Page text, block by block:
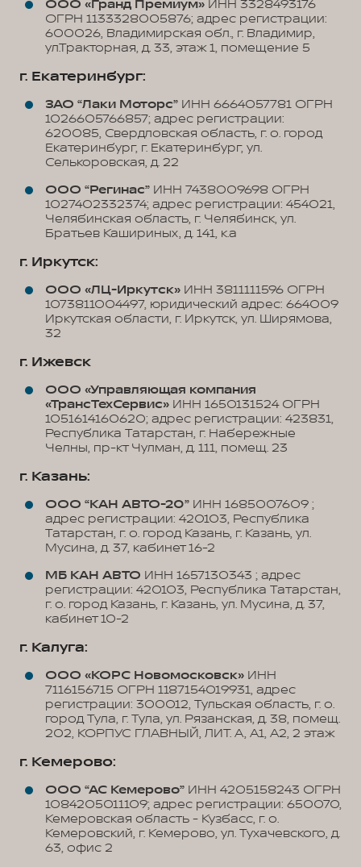
ООО «Гранд Премиум» ИНН 3328493176
ОГРН 1133328005876; адрес регистрации:
600026, Владимирская обл., г. Владимир,
ул.Тракторная, д. 33, этаж 1, помещение 5
г. Екатеринбург:
ЗАО “Лаки Моторс” ИНН 6664057781 ОГРН
1026605766857; адрес регистрации:
620085, Свердловская область, г. о. город
Екатеринбург, г. Екатеринбург, ул.
Селькоровская, д. 22
ООО “Регинас” ИНН 7438009698 ОГРН
1027402332374; адрес регистрации: 454021,
Челябинская область, г. Челябинск, ул.
Братьев Кашириных, д. 141, к.а
г. Иркутск:
ООО «ЛЦ-Иркутск» ИНН 3811111596 ОГРН
1073811004497, юридический адрес: 664009
Иркутская области, г. Иркутск, ул. Ширямова,
32
г. Ижевск
ООО «Управляющая компания
«ТрансТехСервис» ИНН 1650131524 ОГРН
1051614160620; адрес регистрации: 423831,
Республика Татарстан, г. Набережные
Челны, пр-кт Чулман, д. 111, помещ. 23
г. Казань:
ООО “КАН АВТО-20” ИНН 1685007609 ;
адрес регистрации: 420103, Республика
Татарстан, г. о. город Казань, г. Казань, ул.
Мусина, д. 37, кабинет 16-2
МБ КАН АВТО ИНН 1657130343 ; адрес
регистрации: 420103, Республика Татарстан,
г. о. город Казань, г. Казань, ул. Мусина, д. 37,
кабинет 10-2
г. Калуга:
ООО «КОРС Новомосковск» ИНН
7116156715 ОГРН 1187154019931, адрес
регистрации: 300012, Тульская область, г. о.
город Тула, г. Тула, ул. Рязанская, д. 38, помещ.
202, КОРПУС ГЛАВНЫЙ, ЛИТ. А, А1, А2, 2 этаж
г. Кемерово:
ООО “АС Кемерово” ИНН 4205158243 ОГРН
1084205011109; адрес регистрации: 650070,
Кемеровская область - Кузбасс, г. о.
Кемеровский, г. Кемерово, ул. Тухачевского, д.
63, офис 2